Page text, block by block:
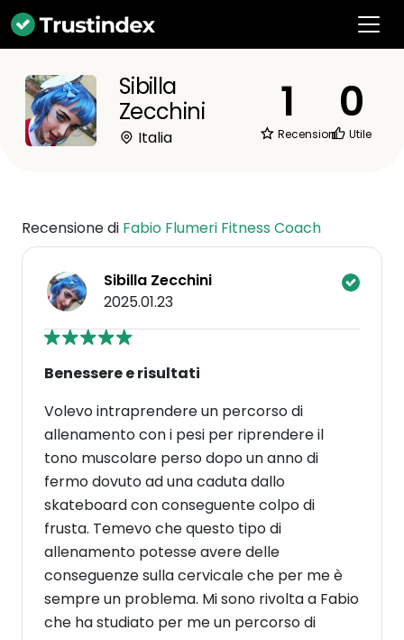
Sibilla
Zecchini
Italia
1
Recensioni
0
Utile
Recensione di Fabio Flumeri Fitness Coach
Sibilla Zecchini
2025.01.23
Benessere e risultati
Volevo intraprendere un percorso di
allenamento con i pesi per riprendere il
tono muscolare perso dopo un anno di
fermo dovuto ad una caduta dallo
skateboard con conseguente colpo di
frusta. Temevo che questo tipo di
allenamento potesse avere delle
conseguenze sulla cervicale che per me è
sempre un problema. Mi sono rivolta a Fabio
che ha studiato per me un percorso di